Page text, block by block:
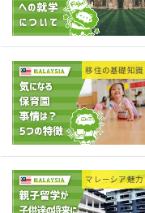
移住の基礎知識
マレーシア魅力